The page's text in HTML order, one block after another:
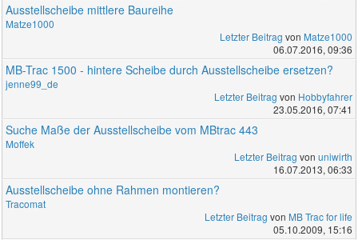
Ausstellscheibe mittlere Baureihe
Matze1000
Letzter Beitrag von Matze1000
06.07.2016, 09:36
MB-Trac 1500 - hintere Scheibe durch Ausstellscheibe ersetzen?
jenne99_de
Letzter Beitrag von Hobbyfahrer
23.05.2016, 07:41
Suche Maße der Ausstellscheibe vom MBtrac 443
Moffek
Letzter Beitrag von uniwirth
16.07.2013, 06:33
Ausstellscheibe ohne Rahmen montieren?
Tracomat
Letzter Beitrag von MB Trac for life
05.10.2009, 15:16